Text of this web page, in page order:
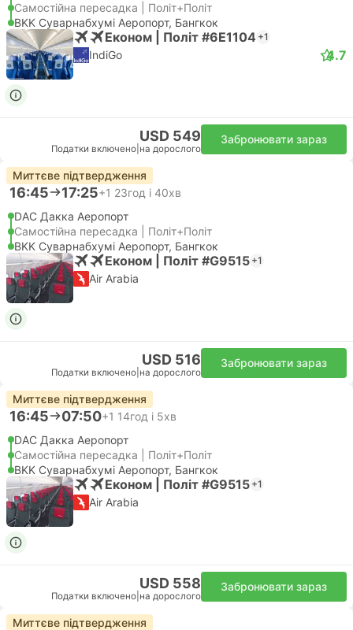
Самостійна пересадка | Політ+Політ
BKK Суварнабхумі Аеропорт, Бангкок
Економ | Політ #6E1104 +1
IndiGo 4.7
USD 549
Податки включено на дорослого
Забронювати зараз
Миттєве підтвердження
16:45 17:25+1 23год і 40хв
DAC Дакка Аеропорт
Самостійна пересадка | Політ+Політ
BKK Суварнабхумі Аеропорт, Бангкок
Економ | Політ #G9515 +1
Air Arabia
USD 516
Податки включено на дорослого
Забронювати зараз
Миттєве підтвердження
16:45 07:50+1 14год і 5хв
DAC Дакка Аеропорт
Самостійна пересадка | Політ+Політ
BKK Суварнабхумі Аеропорт, Бангкок
Економ | Політ #G9515 +1
Air Arabia
USD 558
Податки включено на дорослого
Забронювати зараз
Миттєве підтвердження